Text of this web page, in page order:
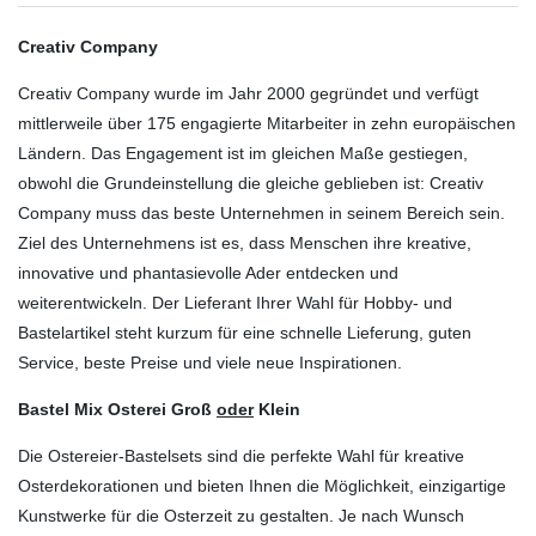
Creativ Company
Creativ Company wurde im Jahr 2000 gegründet und verfügt
mittlerweile über 175 engagierte Mitarbeiter in zehn europäischen
Ländern. Das Engagement ist im gleichen Maße gestiegen,
obwohl die Grundeinstellung die gleiche geblieben ist: Creativ
Company muss das beste Unternehmen in seinem Bereich sein.
Ziel des Unternehmens ist es, dass Menschen ihre kreative,
innovative und phantasievolle Ader entdecken und
weiterentwickeln. Der Lieferant Ihrer Wahl für Hobby- und
Bastelartikel steht kurzum für eine schnelle Lieferung, guten
Service, beste Preise und viele neue Inspirationen.
Bastel Mix Osterei Groß oderKlein
Die Ostereier-Bastelsets sind die perfekte Wahl für kreative
Osterdekorationen und bieten Ihnen die Möglichkeit, einzigartige
Kunstwerke für die Osterzeit zu gestalten. Je nach Wunsch